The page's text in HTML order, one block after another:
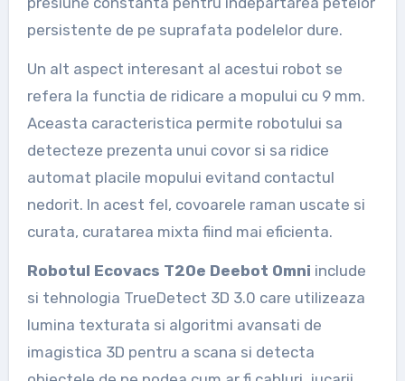
persistente de pe suprafata podelelor dure.
Un alt aspect interesant al acestui robot se
refera la functia de ridicare a mopului cu 9 mm.
Aceasta caracteristica permite robotului sa
detecteze prezenta unui covor si sa ridice
automat placile mopului evitand contactul
nedorit. In acest fel, covoarele raman uscate si
curata, curatarea mixta fiind mai eficienta.
Robotul Ecovacs T20e Deebot Omni include
si tehnologia TrueDetect 3D 3.0 care utilizeaza
lumina texturata si algoritmi avansati de
imagistica 3D pentru a scana si detecta